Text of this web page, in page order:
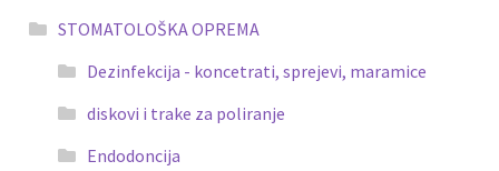
STOMATOLOŠKA OPREMA
Dezinfekcija - koncetrati, sprejevi, maramice
diskovi i trake za poliranje
Endodoncija